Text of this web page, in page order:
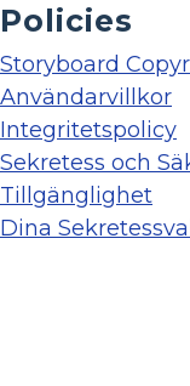
Policies
Storyboard
Användarvillkor
Integritetspolicy
Sekretess och
Tillgänglighet
Dina Sekretessval